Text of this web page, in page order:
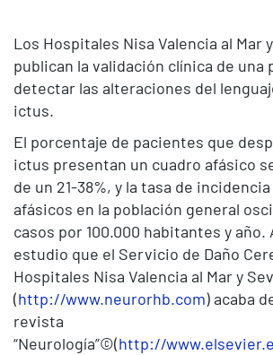
Los Hospitales Nisa Valencia al Mar
publican la validación clínica de una
detectar las alteraciones del
ictus.
El porcentaje de pacientes que
ictus presentan un cuadro afásico
de un 21-38%, y la tasa de
afásicos en la población general
casos por 100.000 habitantes y año.
estudio que el Servicio de Daño
Hospitales Nisa Valencia al Mar y
(http://www.neurorhb.com) acaba
revista
“Neurología”©(http://